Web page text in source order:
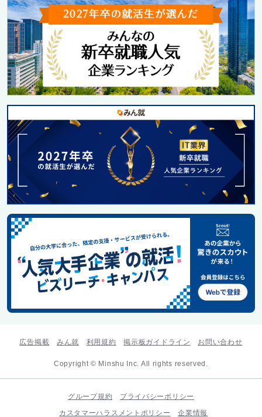
広告掲載 みん就 利用規約 掲示板ガイドライン お問い合わせ
Copyright © Minshu Inc. All rights reserved.
グループ規約
プライバシーポリシー
カスタマーハラスメントポリシー
企業情報